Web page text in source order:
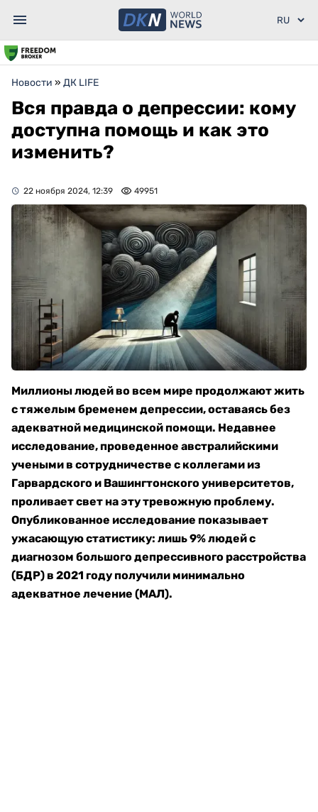
Новости » ДК LIFE
Вся правда о депрессии: кому
доступна помощь и как это
изменить?
22 ноября 2024, 12:39 49951
Миллионы людей во всем мире продолжают жить
с тяжелым бременем депрессии, оставаясь без
адекватной медицинской помощи. Недавнее
исследование, проведенное австралийскими
учеными в сотрудничестве с коллегами из
Гарвардского и Вашингтонского университетов,
проливает свет на эту тревожную проблему.
Опубликованное исследование показывает
ужасающую статистику: лишь 9% людей с
диагнозом большого депрессивного расстройства
(БДР) в 2021 году получили минимально
адекватное лечение (МАЛ).